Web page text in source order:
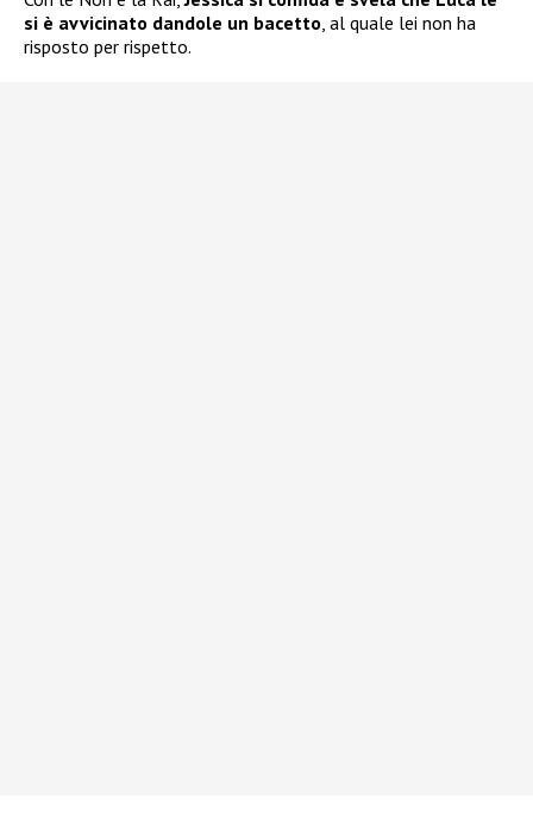
si è avvicinato dandole un bacetto, al quale lei non ha
risposto per rispetto.